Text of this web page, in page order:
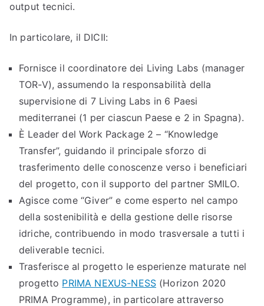
output tecnici.
In particolare, il DICII:
Fornisce il coordinatore dei Living Labs (manager
TOR-V), assumendo la responsabilità della
supervisione di 7 Living Labs in 6 Paesi
mediterranei (1 per ciascun Paese e 2 in Spagna).
È Leader del Work Package 2 – “Knowledge
Transfer”, guidando il principale sforzo di
trasferimento delle conoscenze verso i beneficiari
del progetto, con il supporto del partner SMILO.
Agisce come “Giver” e come esperto nel campo
della sostenibilità e della gestione delle risorse
idriche, contribuendo in modo trasversale a tutti i
deliverable tecnici.
Trasferisce al progetto le esperienze maturate nel
progetto PRIMA NEXUS-NESS (Horizon 2020
PRIMA Programme), in particolare attraverso